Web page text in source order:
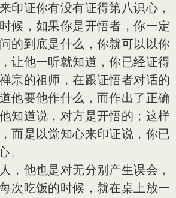
印证你有没有证得第八识心，
候，如果你是开悟者，你一定
的到底是什么，你就可以以你
让他一听就知道，你已经证得
宗的祖师，在跟证悟者对话的
他要他作什么，而作出了正确
知道说，对方是开悟的；这样
而是以觉知心来印证说，你已
。
，他也是对无分别产生误会，
次吃饭的时候，就在桌上放一